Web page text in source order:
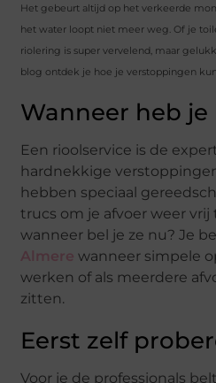
Het gebeurt altijd op het verkeerde
het water loopt niet meer weg. Of je
riolering is super vervelend, maar
blog ontdek je hoe je verstoppingen
Wanneer heb
Een rioolservice is de
hardnekkige
hebben speciaal
trucs om je afvoer weer vrij
wanneer bel je ze nu? Je
Almere wanneer simpele
werken of als meerdere
zitten.
Eerst zelf
Voor je de professionals